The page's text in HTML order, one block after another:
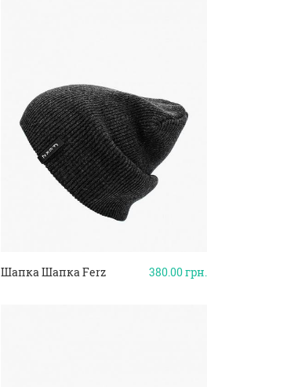
380.00грн.
Шапка Шапка Ferz